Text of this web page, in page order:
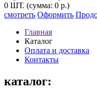
0 ШТ. (сумма: 0 р.)
смотреть Оформить
Главная
Каталог
Оплата и доставка
Контакты
каталог: